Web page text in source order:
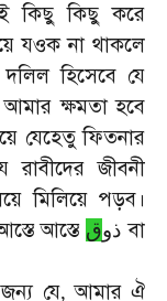
কিছু কিছু করে
যওক না থাকলে
দলিল হিসেবে যে
আমার ক্ষমতা হবে
যেহেতু ফিতনার
রাবীদের জীবনী
মিলিয়ে পড়ব।
আস্তে ذوق
বা
যে,আমার ঐ